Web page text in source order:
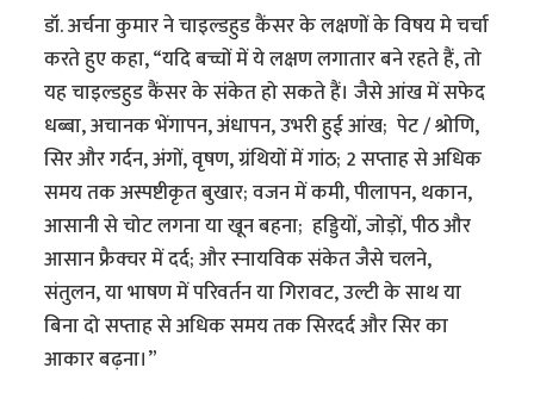
डॉ. अर्चना कुमार ने चाइल्डहुड कैंसर के लक्षणों के विषय मे चर्चा
करते हुए कहा, “यदि बच्चों में ये लक्षण लगातार बने रहते हैं, तो
यह चाइल्डहुड कैंसर के संकेत हो सकते हैं। जैसे आंख में सफेद
धब्बा, अचानक भेंगापन, अंधापन, उभरी हुई आंख; पेट / श्रोणि,
सिर और गर्दन, अंगों, वृषण, ग्रंथियों में गांठ; 2 सप्ताह से अधिक
समय तक अस्पष्टीकृत बुखार; वजन में कमी, पीलापन, थकान,
आसानी से चोट लगना या खून बहना; हड्डियों, जोड़ों, पीठ और
आसान फ्रैक्चर में दर्द; और स्नायविक संकेत जैसे चलने,
संतुलन, या भाषण में परिवर्तन या गिरावट, उल्टी के साथ या
बिना दो सप्ताह से अधिक समय तक सिरदर्द और सिर का
आकार बढ़ना।”